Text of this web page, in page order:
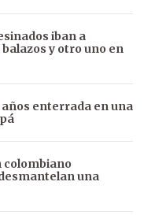
iban a
y otro uno en
años enterrada en una
colombiano
una